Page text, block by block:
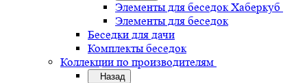
Элементы для беседок Хаберкуб
Элементы для беседок
Беседки для дачи
Комплекты беседок
Коллекции по производителям
Назад